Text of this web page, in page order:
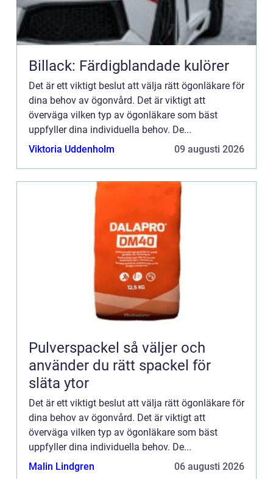
Billack: Färdigblandade kulörer
Det är ett viktigt beslut att välja rätt ögonläkare för
dina behov av ögonvård. Det är viktigt att
överväga vilken typ av ögonläkare som bäst
uppfyller dina individuella behov. De...
Viktoria Uddenholm
09 augusti 2026
Pulverspackel så väljer och
använder du rätt spackel för
släta ytor
Det är ett viktigt beslut att välja rätt ögonläkare för
dina behov av ögonvård. Det är viktigt att
överväga vilken typ av ögonläkare som bäst
uppfyller dina individuella behov. De...
Malin Lindgren
06 augusti 2026